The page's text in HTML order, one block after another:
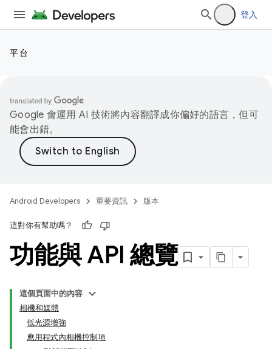
登入
平台
Google 會運用 AI 技術將內容翻譯成你偏好的語言，但可
能會出錯。
Android Developers 重要資訊 版本
這對你有幫助嗎？
功能與 API 總覽
這個頁面中的內容
相機和媒體
低光源增強
應用程式內相機控制項